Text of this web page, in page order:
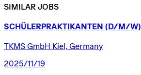
SIMILAR JOBS
SCHÜLERPRAKTIKANTEN (D/​M/​W)
TKMS GmbH Kiel, Germany
2025/11/19